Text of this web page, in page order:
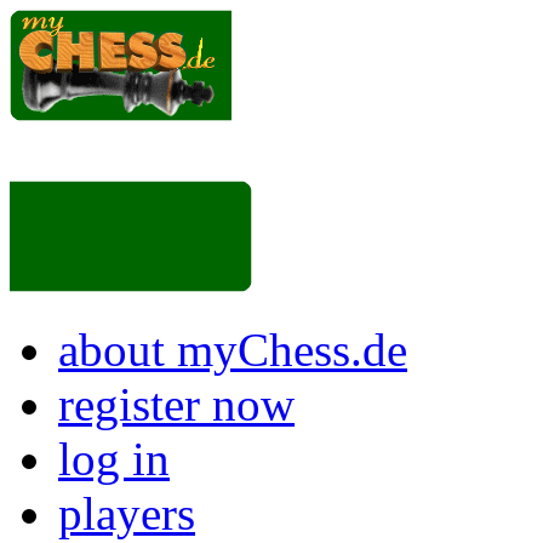
about myChess.de
register now
log in
players